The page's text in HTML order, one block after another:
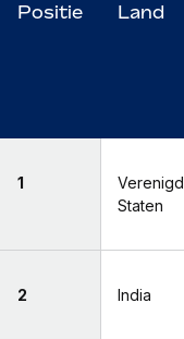
Positie Land
1
Staten
2 India